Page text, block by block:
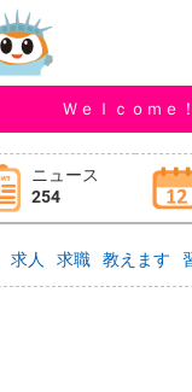
Ｗｅｌｃｏｍｅ！
ニュース
254
求人 求職 教えます